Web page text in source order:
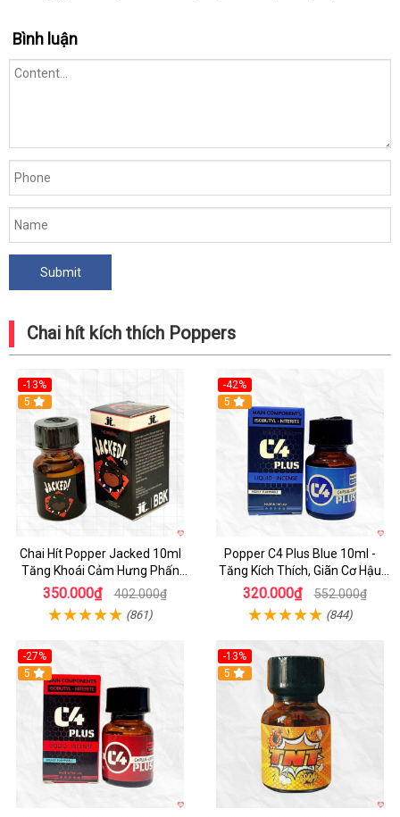
Bình luận
Chai hít kích thích Poppers
-13%
5
Chai Hít Popper Jacked 10ml
Tăng Khoái Cảm Hưng Phấn
Mạnh
350.000₫ 402.000₫
(861)
-42%
5
Popper C4 Plus Blue 10ml -
Tăng Kích Thích, Giãn Cơ Hậu
Môn
320.000₫ 552.000₫
(844)
-27%
5
-13%
5